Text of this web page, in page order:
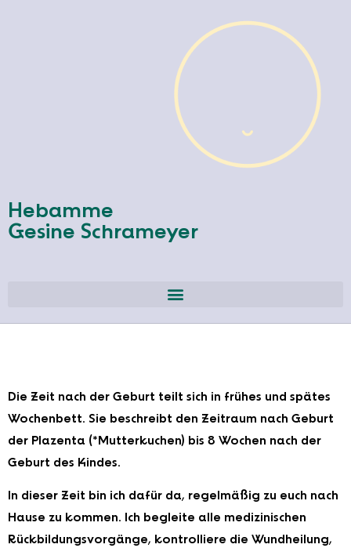
Hebamme
Gesine Schrameyer
Die Zeit nach der Geburt teilt sich in frühes und spätes
Wochenbett. Sie beschreibt den Zeitraum nach Geburt
der Plazenta (*Mutterkuchen) bis 8 Wochen nach der
Geburt des Kindes.
In dieser Zeit bin ich dafür da, regelmäßig zu euch nach
Hause zu kommen. Ich begleite alle medizinischen
Rückbildungsvorgänge, kontrolliere die Wundheilung,